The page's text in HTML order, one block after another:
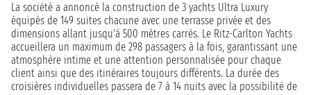
La société a annoncé la construction de 3 yachts Ultra Luxury
équipés de 149 suites chacune avec une terrasse privée et des
dimensions allant jusqu'à 500 mètres carrés. Le Ritz-Carlton Yachts
accueillera un maximum de 298 passagers à la fois, garantissant une
atmosphère intime et une attention personnalisée pour chaque
client ainsi que des itinéraires toujours différents. La durée des
croisières individuelles passera de 7 à 14 nuits avec la possibilité de